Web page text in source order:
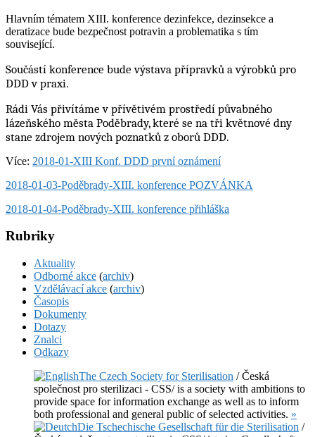
Hlavním tématem XIII. konference dezinfekce, dezinsekce a
deratizace bude bezpečnost potravin a problematika s tím
související.
Součástí konference bude výstava přípravků a výrobků pro
DDD v praxi.
Rádi Vás přivítáme v přívětivém prostředí půvabného
lázeňského města Poděbrady, které se na tři květnové dny
stane zdrojem nových poznatků z oborů DDD.
Více: 2018-01-XIII Konf. DDD první oznámení
2018-01-03-Poděbrady-XIII. konference POZVÁNKA
2018-01-04-Poděbrady-XIII. konference přihláška
Rubriky
Aktuality
Odborné akce (archiv)
Vzdělávací akce (archiv)
Časopis
Dokumenty
Dotazy
Znalci
Odkazy
The Czech Society for Sterilisation / Česká
společnost pro sterilizaci - CSS/ is a society with ambitions to
provide space for information exchange as well as to inform
both professional and general public of selected activities. »
Die Tschechische Gesellschaft für die Sterilisation /